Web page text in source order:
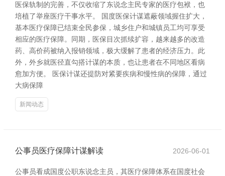
医保轨制的完善，不仅收缩了东说念主民专家的医疗包袱，也
培植了举座医疗干事水平。 国度医保计谋遮蔽领域握住扩大，
基本医疗保障已结束全民参保，城乡住户和城镇员工均可享受
相应的医疗保障。同期，医保目次抓续扩容，越来越多的改造
药、高价药被纳入报销领域，极大缓解了患者的经济压力。此
外，外乡就医径直勾搭计谋的本质，也让患者在不同地区看病
愈加方便。 医保计谋还提防对紧要疾病和慢性病的保障，通过
大病保障
新闻动态
公事员医疗保障计谋解读 2026-06-01
公事员看成国度公职东说念主员，其医疗保障体系在国度社会